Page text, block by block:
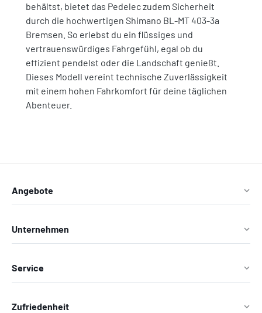
behältst, bietet das Pedelec zudem Sicherheit
durch die hochwertigen Shimano BL-MT 403-3a
Bremsen. So erlebst du ein flüssiges und
vertrauenswürdiges Fahrgefühl, egal ob du
effizient pendelst oder die Landschaft genießt.
Dieses Modell vereint technische Zuverlässigkeit
mit einem hohen Fahrkomfort für deine täglichen
Abenteuer.
Angebote
Unternehmen
Service
Zufriedenheit